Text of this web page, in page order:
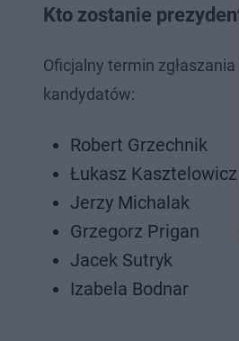
Kto zostanie
Oficjalny termin
kandydatów:
Robert Grzechnik
Łukasz Kasztelowicz
Jerzy Michalak
Grzegorz Prigan
Jacek Sutryk
Izabela Bodnar